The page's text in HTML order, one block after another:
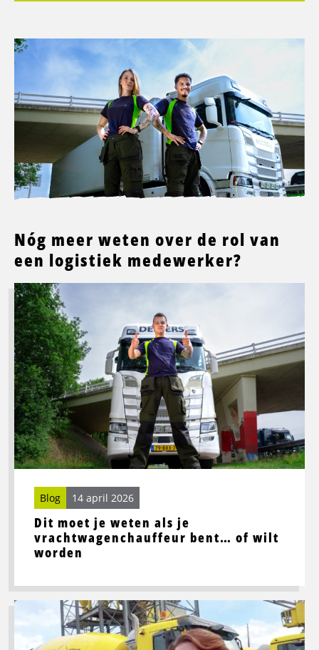
Nóg meer weten over de rol van
een logistiek medewerker?
Dit moet je weten als je
vrachtwagenchauffeur bent… of wilt
worden
Blog 14 april 2026
Lees
meer
over
Dit
moet
je
weten
als
je
vrachtwagenchauffeur
bent…
worden
Lees
meer